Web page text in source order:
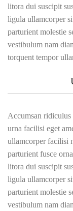
litora dui suscipit
ligula ullamcorper
parturient molestie
vestibulum nam
torquent tempor
Accumsan ridiculus
urna facilisi eget
ullamcorper facilisi
parturient fusce
litora dui suscipit
ligula ullamcorper
parturient molestie
vestibulum nam